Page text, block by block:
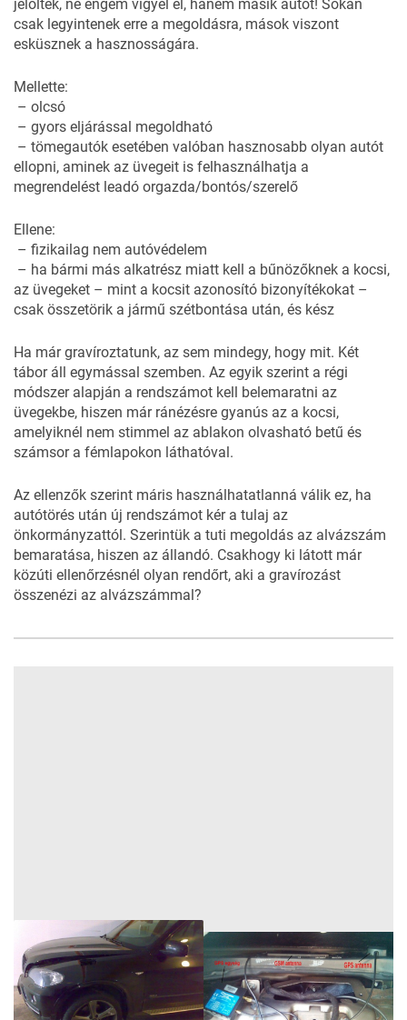
jelöltek, ne engem vigyél el, hanem másik autót! Sokan
csak legyintenek erre a megoldásra, mások viszont
esküsznek a hasznosságára.
Mellette:
– olcsó
– gyors eljárással megoldható
– tömegautók esetében valóban hasznosabb olyan autót
ellopni, aminek az üvegeit is felhasználhatja a
megrendelést leadó orgazda/bontós/szerelő
Ellene:
– fizikailag nem autóvédelem
– ha bármi más alkatrész miatt kell a bűnözőknek a kocsi,
az üvegeket – mint a kocsit azonosító bizonyítékokat –
csak összetörik a jármű szétbontása után, és kész
Ha már gravíroztatunk, az sem mindegy, hogy mit. Két
tábor áll egymással szemben. Az egyik szerint a régi
módszer alapján a rendszámot kell belemaratni az
üvegekbe, hiszen már ránézésre gyanús az a kocsi,
amelyiknél nem stimmel az ablakon olvasható betű és
számsor a fémlapokon láthatóval.
Az ellenzők szerint máris használhatatlanná válik ez, ha
autótörés után új rendszámot kér a tulaj az
önkormányzattól. Szerintük a tuti megoldás az alvázszám
bemaratása, hiszen az állandó. Csakhogy ki látott már
közúti ellenőrzésnél olyan rendőrt, aki a gravírozást
összenézi az alvázszámmal?